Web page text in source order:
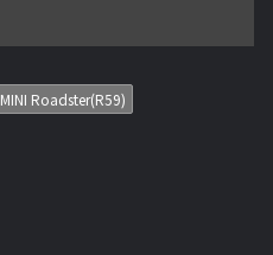
MINI Roadster(R59)